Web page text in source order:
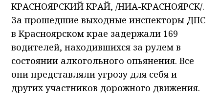
КРАСНОЯРСКИЙ КРАЙ, /НИА-КРАСНОЯРСК/.
За прошедшие выходные инспекторы ДПС
в Красноярском крае задержали 169
водителей, находившихся за рулем в
состоянии алкогольного опьянения. Все
они представляли угрозу для себя и
других участников дорожного движения.